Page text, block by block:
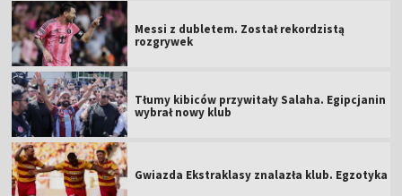
Messi z dubletem. Został rekordzistą
rozgrywek
Tłumy kibiców przywitały Salaha. Egipcjanin
wybrał nowy klub
Gwiazda Ekstraklasy znalazła klub. Egzotyka